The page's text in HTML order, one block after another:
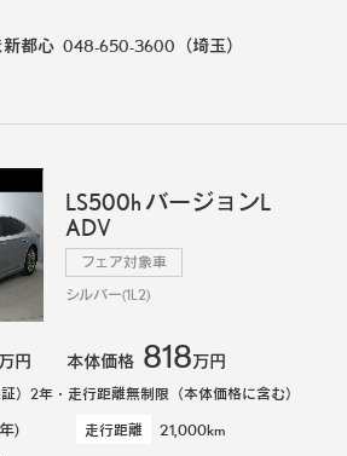
新都心 048-650-3600 （埼玉）
LS500h バージョンL
ADV
フェア対象車
シルバー(1L2)
万円 本体価格 818万円
）2年・走行距離無制限（本体価格に含む）
) 走行距離 21,000km